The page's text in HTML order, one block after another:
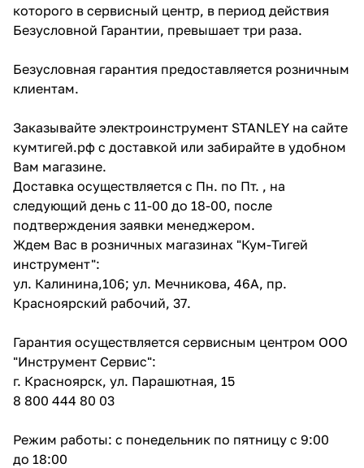
которого в сервисный центр, в период действия
Безусловной Гарантии, превышает три раза.
Безусловная гарантия предоставляется розничным
клиентам.
Заказывайте электроинструмент STANLEY на сайте
кумтигей.рф с доставкой или забирайте в удобном
Вам магазине.
Доставка осуществляется с Пн. по Пт. , на
следующий день с 11-00 до 18-00, после
подтверждения заявки менеджером.
Ждем Вас в розничных магазинах "Кум-Тигей
инструмент":
ул. Калинина,106; ул. Мечникова, 46А, пр.
Красноярский рабочий, 37.
Гарантия осуществляется сервисным центром ООО
"Инструмент Сервис":
г. Красноярск, ул. Парашютная, 15
8 800 444 80 03
Режим работы: с понедельник по пятницу с 9:00
до 18:00
раз в 2 недели